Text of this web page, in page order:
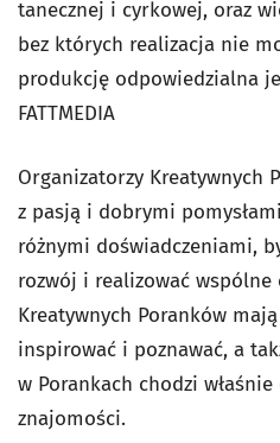
tanecznej i cyrkowej, oraz
bez których realizacja nie
produkcję odpowiedzialna
FATTMEDIA
Organizatorzy Kreatywnych
z pasją i dobrymi
różnymi doświadczeniami,
rozwój i realizować wspólne
Kreatywnych Poranków
inspirować i poznawać, a
w Porankach chodzi
znajomości.